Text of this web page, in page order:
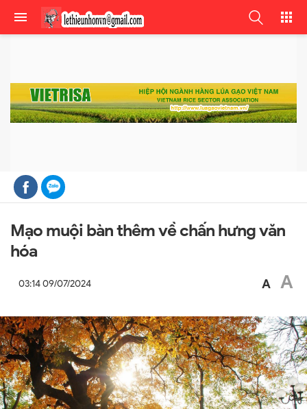
Mạo muội bàn thêm về chấn hưng văn
hóa
03:14 09/07/2024 A A